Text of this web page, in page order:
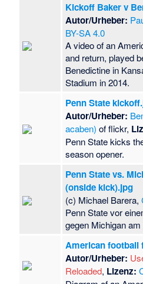
Kickoff Baker v
Autor/Urheber:
BY-SA 4.0
A video of an
and return, played
Benedictine in
Stadium in 2014.
Penn State
Autor/Urheber:
acaben) of flickr,
Penn State kicks
season opener.
Penn State vs.
(onside kick).jpg
(c) Michael Barera,
Penn State vor
gegen Michigan
American football
Autor/Urheber:
Reloaded, Lizenz: